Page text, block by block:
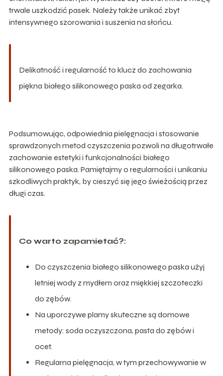
trwale uszkodzić pasek. Należy także unikać zbyt
intensywnego szorowania i suszenia na słońcu.
Delikatność i regularność to klucz do zachowania
piękna białego silikonowego paska od zegarka.
Podsumowując, odpowiednia pielęgnacja i stosowanie
sprawdzonych metod czyszczenia pozwoli na długotrwałe
zachowanie estetyki i funkcjonalności białego
silikonowego paska. Pamiętajmy o regularności i unikaniu
szkodliwych praktyk, by cieszyć się jego świeżością przez
długi czas.
Co warto zapamietać?:
Do czyszczenia białego silikonowego paska użyj
letniej wody z mydłem oraz miękkiej szczoteczki
do zębów.
Na uporczywe plamy skuteczne są domowe
metody: soda oczyszczona, pasta do zębów i
ocet.
Regularna pielęgnacja, w tym przechowywanie w